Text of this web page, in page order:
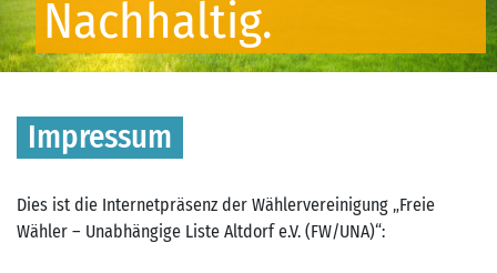
Nachhaltig.
Impressum
Dies ist die Internetpräsenz der Wählervereinigung „Freie
Wähler – Unabhängige Liste Altdorf e.V. (FW/UNA)“: